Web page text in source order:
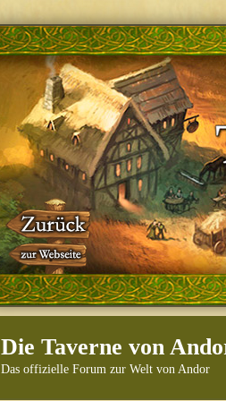
Die Taverne von
Das offizielle Forum zur Welt von Andor